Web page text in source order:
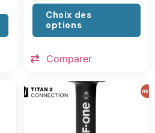
Choix des
options
Comparer